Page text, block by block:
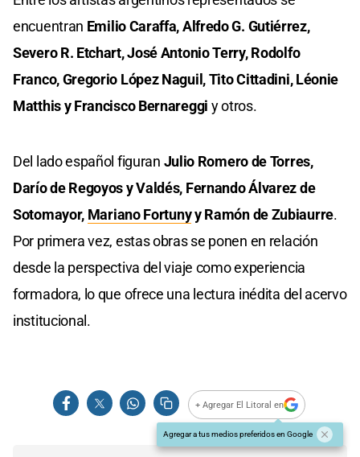
encuentran Emilio Caraffa, Alfredo G. Gutiérrez,
Severo R. Etchart, José Antonio Terry, Rodolfo
Franco, Gregorio López Naguil, Tito Cittadini, Léonie
Matthis y Francisco Bernareggi y otros.
Del lado español figuran Julio Romero de Torres,
Darío de Regoyos y Valdés, Fernando Álvarez de
Sotomayor, Mariano Fortunyy Ramón de Zubiaurre.
Por primera vez, estas obras se ponen en relación
desde la perspectiva del viaje como experiencia
formadora, lo que ofrece una lectura inédita del acervo
institucional.
+ Agregar El Litoral en
Agregar a tus medios preferidos en Google